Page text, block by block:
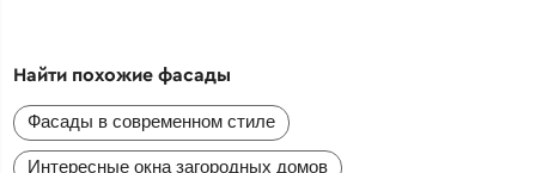
Найти похожие фасады
Фасады в современном стиле
Интересные окна загородных домов